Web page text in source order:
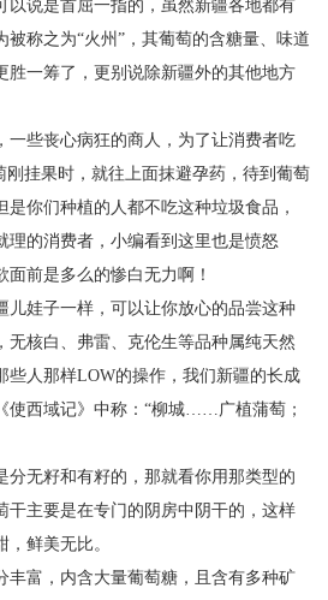
以说是首屈一指的，虽然新疆各地都有
被称之为“火州”，其葡萄的含糖量、味道
胜一筹了，更别说除新疆外的其他地方
一些丧心病狂的商人，为了让消费者吃
刚挂果时，就往上面抹避孕药，待到葡萄
你们种植的人都不吃这种垃圾食品，
理的消费者，小编看到这里也是愤怒
前是多么的惨白无力啊！
儿娃子一样，可以让你放心的品尝这种
无核白、弗雷、克伦生等品种属纯天然
些人那样LOW的操作，我们新疆的长成
使西域记》中称：“柳城……广植蒲萄；
分无籽和有籽的，那就看你用那类型的
干主要是在专门的阴房中阴干的，这样
鲜美无比。
丰富，内含大量葡萄糖，且含有多种矿